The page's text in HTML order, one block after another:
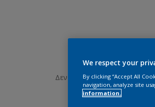
Δεν έχει επιλεγεί απόχρωση
We respect your
By clicking “Accept All
navigation, analyze site
information.